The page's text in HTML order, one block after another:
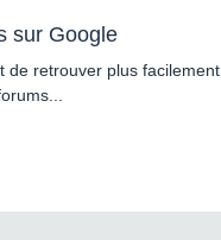
sur Google
de retrouver plus facilement